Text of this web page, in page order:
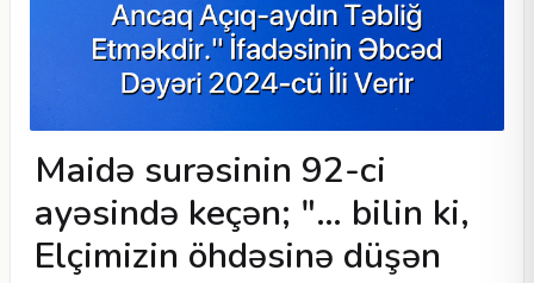
Maidə surəsinin 92-ci
ayəsində keçən; "… bilin ki,
Elçimizin öhdəsinə düşən